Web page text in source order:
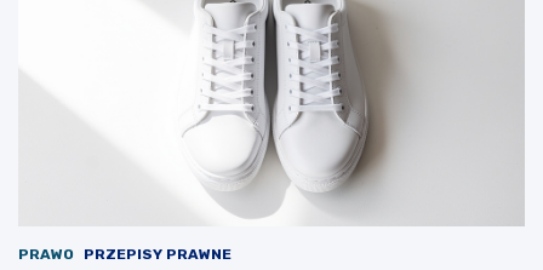
PRAWO PRZEPISY PRAWNE